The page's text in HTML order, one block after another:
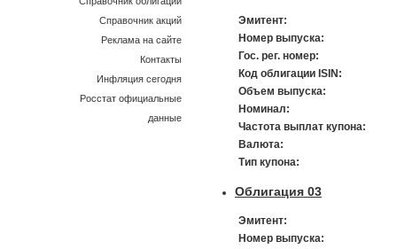
Эмитент:
Номер выпуска:
Гос. рег. номер:
Код облигации ISIN:
Объем выпуска:
Номинал:
Частота выплат купона:
Валюта:
Тип купона:
Облигация 03
Эмитент:
Номер выпуска:
Справочник акций
Реклама на сайте
Контакты
Инфляция сегодня
Росстат официальные
данные